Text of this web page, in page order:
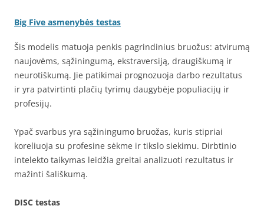
Big Five asmenybės testas
Šis modelis matuoja penkis pagrindinius bruožus: atvirumą
naujovėms, sąžiningumą, ekstraversiją, draugiškumą ir
neurotiškumą. Jie patikimai prognozuoja darbo rezultatus
ir yra patvirtinti plačių tyrimų daugybėje populiacijų ir
profesijų.
Ypač svarbus yra sąžiningumo bruožas, kuris stipriai
koreliuoja su profesine sėkme ir tikslo siekimu. Dirbtinio
intelekto taikymas leidžia greitai analizuoti rezultatus ir
mažinti šališkumą.
DISC testas